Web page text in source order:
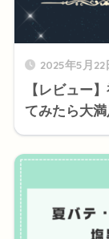
2025年5月22
【レビュー
てみたら大満